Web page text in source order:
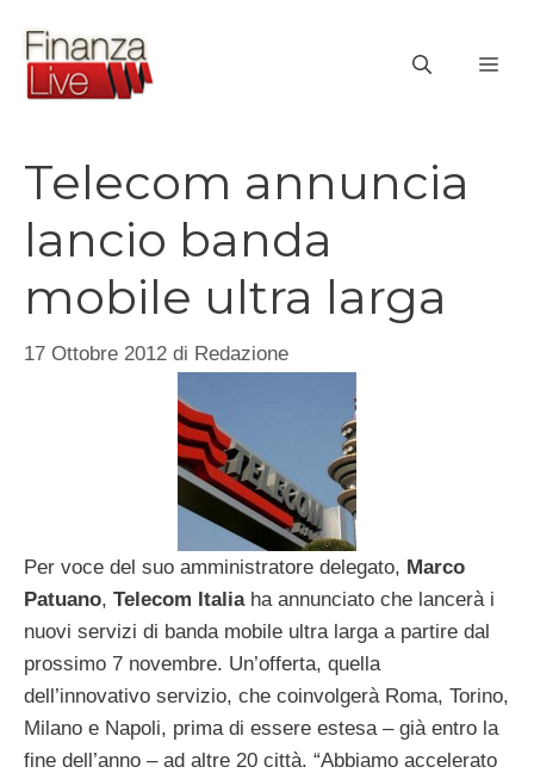
contenuto
Telecom annuncia
lancio banda
mobile ultra larga
17 Ottobre 2012 di Redazione
Per voce del suo amministratore delegato, Marco
Patuano, Telecom Italiaha annunciato che lancerà i
nuovi servizi di banda mobile ultra larga a partire dal
prossimo 7 novembre. Un’offerta, quella
dell’innovativo servizio, che coinvolgerà Roma, Torino,
Milano e Napoli, prima di essere estesa – già entro la
fine dell’anno – ad altre 20 città. “Abbiamo accelerato